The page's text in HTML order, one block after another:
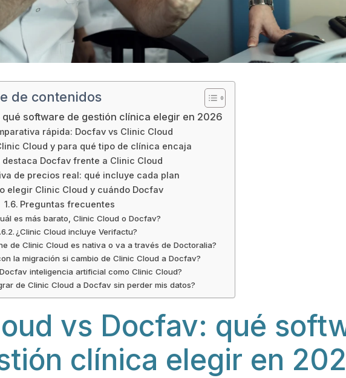
de contenidos
software de gestión clínica elegir en 2026
rápida: Docfav vs Clinic Cloud
Cloud y para qué tipo de clínica encaja
destaca Docfav frente a Clinic Cloud
de precios real: qué incluye cada plan
elegir Clinic Cloud y cuándo Docfav
Preguntas frecuentes
es más barato, Clinic Cloud o Docfav?
¿Clinic Cloud incluye Verifactu?
de Clinic Cloud es nativa o va a través de Doctoralia?
la migración si cambio de Clinic Cloud a Docfav?
inteligencia artificial como Clinic Cloud?
de Clinic Cloud a Docfav sin perder mis datos?
vs Docfav: qué
clínica elegir en